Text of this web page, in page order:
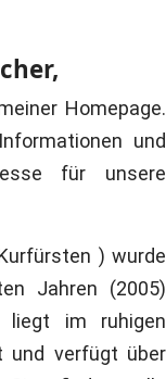
Homepage.
und
für unsere
) wurde
Jahren (2005)
liegt im ruhigen
verfügt über